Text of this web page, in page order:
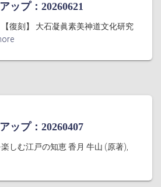
ップ：20260621
復刻】 大石凝眞素美神道文化研究
ップ：20260407
しむ江戸の知恵 香月 牛山 (原著),